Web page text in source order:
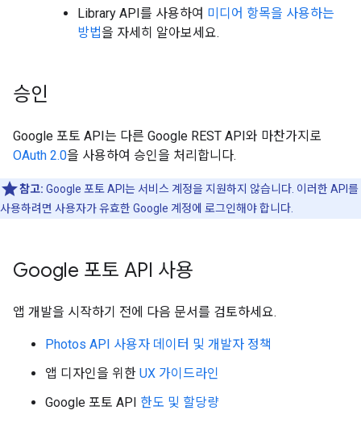
Library API를 사용하여 미디어 항목을 사용하는
방법을 자세히 알아보세요.
승인
Google 포토 API는 다른 Google REST API와 마찬가지로
OAuth 2.0을 사용하여 승인을 처리합니다.
참고: Google 포토 API는 서비스 계정을 지원하지 않습니다. 이러한 API를
사용하려면 사용자가 유효한 Google 계정에 로그인해야 합니다.
Google 포토 API 사용
앱 개발을 시작하기 전에 다음 문서를 검토하세요.
Photos API 사용자 데이터 및 개발자 정책
앱 디자인을 위한 UX 가이드라인
Google 포토 API 한도 및 할당량